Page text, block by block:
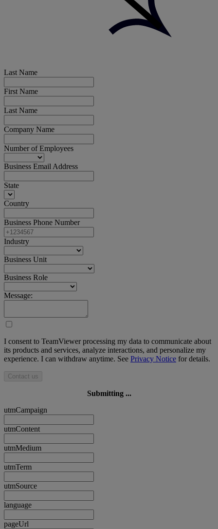
Last Name
First Name
Last Name
Company Name
Number of Employees
Business Email Address
State
Country
Business Phone Number
Industry
Business Unit
Business Role
Message:
I consent to TeamViewer processing my data to communicate about
its products and services, analyze interactions, and personalize my
experience. I can withdraw anytime. See Privacy Notice for details.
Contact us
Submitting ...
utmCampaign
utmContent
utmMedium
utmTerm
utmSource
language
pageUrl